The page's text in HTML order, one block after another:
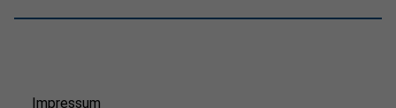
Impressum